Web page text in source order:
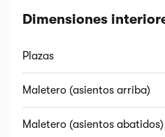
Dimensiones
Plazas
Maletero (asientos arriba)
Maletero (asientos abatidos)